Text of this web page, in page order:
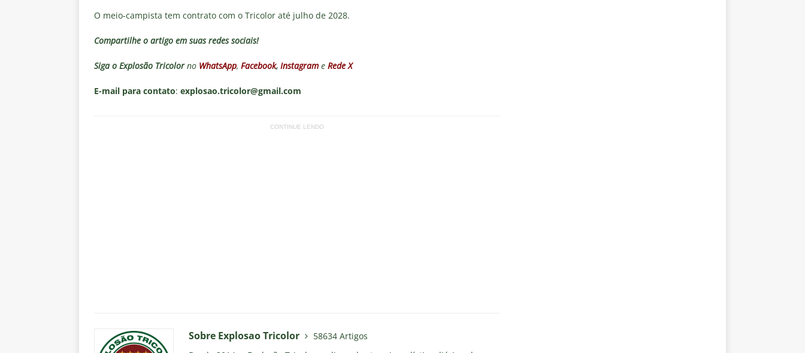
O meio-campista tem contrato com o Tricolor até julho de 2028.
Compartilhe o artigo em suas redes sociais!
Siga o Explosão Tricolorno WhatsApp, Facebook, Instagram e Rede X
E-mail para contato: explosao.tricolor@gmail.com
CONTINUE LENDO
Sobre Explosao Tricolor
58634 Artigos